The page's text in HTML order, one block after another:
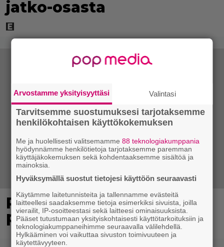
jatko-osasta
Poliisi kuljetti miestä
putkaan – mies kuoli
Arvostamme yksityisyyttäsi Valintasi
Tarvitsemme suostumuksesi tarjotaksemme
henkilökohtaisen käyttökokemuksen
Me ja huolellisesti valitsemamme88 teknologiakumppania
hyödynnämme henkilötietoja tarjotaksemme paremman
käyttäjäkokemuksen sekä kohdentaaksemme sisältöä ja
mainoksia.
Hyväksymällä suostut tietojesi käyttöön seuraavasti
Käytämme laitetunnisteita ja tallennamme evästeitä
laitteellesi saadaksemme tietoja esimerkiksi sivuista, joilla
vierailit, IP-osoitteestasi sekä laitteesi ominaisuuksista.
Pääset tutustumaan yksityiskohtaisesti käyttötarkoituksiin ja
teknologiakumppaneihimme seuraavalla välilehdellä.
Hylkääminen voi vaikuttaa sivuston toimivuuteen ja
käytettävyyteen.